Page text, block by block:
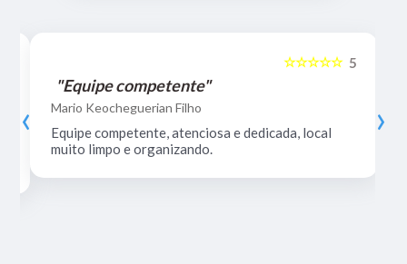
5
☆☆☆☆☆
"Equipe competente"
Mario Keocheguerian Filho
Equipe competente, atenciosa e dedicada, local
muito limpo e organizando.
‹ ›